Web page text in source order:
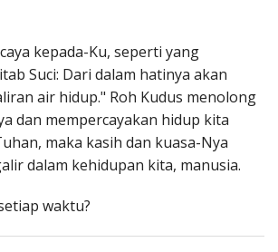
kepada-Ku, seperti yang
Suci: Dari dalam hatinya akan
air hidup." Roh Kudus menolong
dan mempercayakan hidup kita
maka kasih dan kuasa-Nya
dalam kehidupan kita, manusia.
waktu?